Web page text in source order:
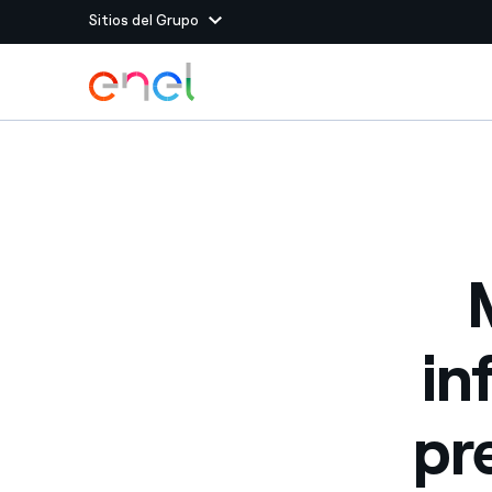
Sitios del Grupo
Sitios del Grupo
Un ecosistema global
Maximizamos la
La plataforma de
Dirígete al contenido principal